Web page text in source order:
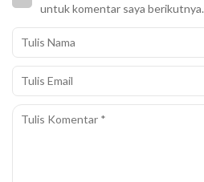
untuk komentar saya berikutnya.